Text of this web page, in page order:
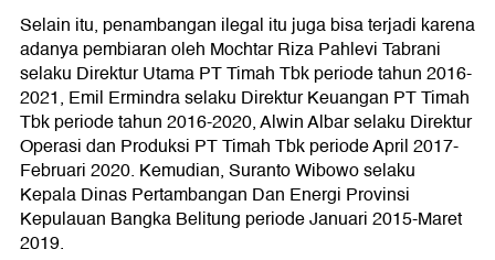
Selain itu, penambangan ilegal itu juga bisa terjadi karena
adanya pembiaran oleh Mochtar Riza Pahlevi Tabrani
selaku Direktur Utama PT Timah Tbk periode tahun 2016-
2021, Emil Ermindra selaku Direktur Keuangan PT Timah
Tbk periode tahun 2016-2020, Alwin Albar selaku Direktur
Operasi dan Produksi PT Timah Tbk periode April 2017-
Februari 2020. Kemudian, Suranto Wibowo selaku
Kepala Dinas Pertambangan Dan Energi Provinsi
Kepulauan Bangka Belitung periode Januari 2015-Maret
2019.